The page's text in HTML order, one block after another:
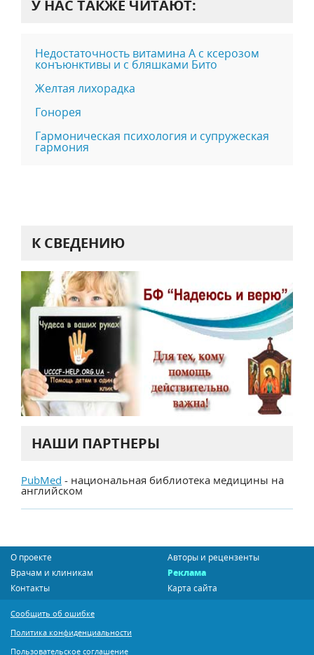
У НАС ТАКЖЕ ЧИТАЮТ:
Недостаточность витамина А с ксерозом
конъюнктивы и с бляшками Бито
Желтая лихорадка
Гонорея
Гармоническая психология и супружеская
гармония
К СВЕДЕНИЮ
НАШИ ПАРТНЕРЫ
PubMed - национальная библиотека медицины на
английском
О проекте
Авторы и рецензенты
Врачам и клиникам
Реклама
Контакты
Карта сайта
Сообщить об ошибке
Политика конфиденциальности
Пользовательское соглашение